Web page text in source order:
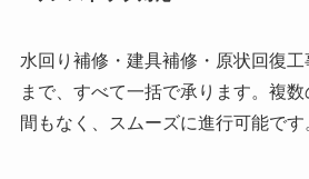
水回り補修・建具補修・原状回復
まで、すべて一括で承ります。複
間もなく、スムーズに進行可能です